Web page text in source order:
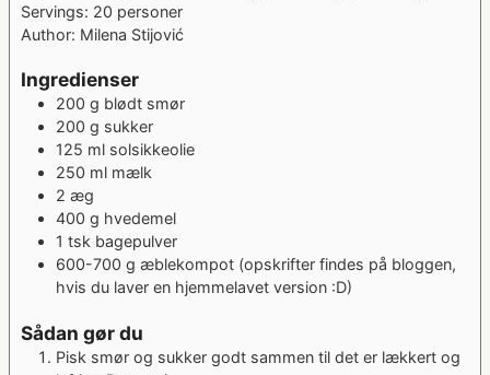
Servings: 20 personer
Author: Milena Stijović
Ingredienser
200 g blødt smør
200 g sukker
125 ml solsikkeolie
250 ml mælk
2 æg
400 g hvedemel
1 tsk bagepulver
600-700 g æblekompot (opskrifter findes på bloggen,
hvis du laver en hjemmelavet version :D)
Sådan gør du
Pisk smør og sukker godt sammen til det er lækkert og